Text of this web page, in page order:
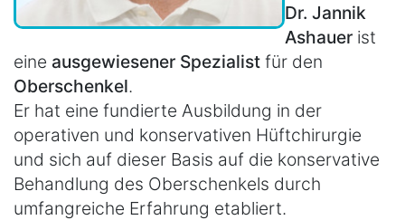
Dr. Jannik
Ashauer ist
eine ausgewiesener Spezialist für den
Oberschenkel.
Er hat eine fundierte Ausbildung in der
operativen und konservativen Hüftchirurgie
und sich auf dieser Basis auf die konservative
Behandlung des Oberschenkels durch
umfangreiche Erfahrung etabliert.